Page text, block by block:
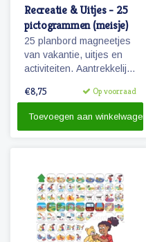
Recreatie & Uitjes - 25
pictogrammen (meisje)
25 planbord magneetjes
van vakantie, uitjes en
activiteiten. Aantrekkelijk
pictogrammen.
€8,75 Op voorraad
Toevoegen aan winkelwagen